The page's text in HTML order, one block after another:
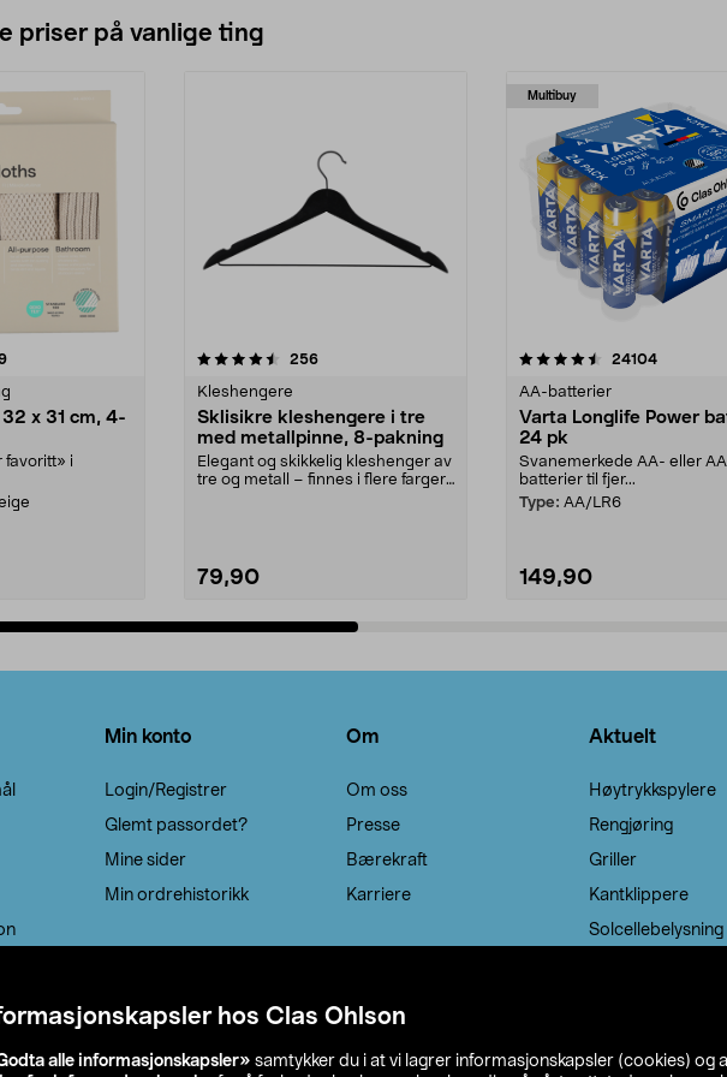
hos Clas Ohlson
alle informasjonskapsler» samtykker du i at vi lagrer informasjonskapsler (cookies) og
priser på vanlige ting
anmeldelser
x 31 cm, 4-
favoritt» i
stjerner 256anmeldelser
Kleshengere
Sklisikre kleshengere i tre
med metallpinne, 8-pakning
Elegant og skikkelig kleshenger av
tre og metall – finnes i flere farger.
79,90
Multibuy
4.5av 5 stjerner 24104
AA-batterier
Varta Longlife Power
24 pk
Svanemerkede AA- eller
batterier til fjer...
Type: AA/LR6
149,90
4.5av 5 stjerner
Min konto
Login/Registrer
Glemt passordet?
Mine sider
Min ordrehistorikk
Om
Om oss
Presse
Bærekraft
Karriere
Aktuelt
Høytrykkspylere
Rengjøring
Griller
Kantklippere
Solcellebelysning